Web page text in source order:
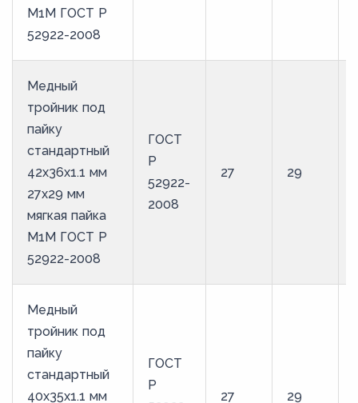
М1М ГОСТ Р
52922-2008
Медный
тройник под
пайку
стандартный
42х36х1.1 мм
27х29 мм
мягкая пайка
М1М ГОСТ Р
52922-2008
ГОСТ
Р
52922-
2008
27 29
Медный
тройник под
пайку
стандартный
40х35х1.1 мм
ГОСТ
Р
27 29